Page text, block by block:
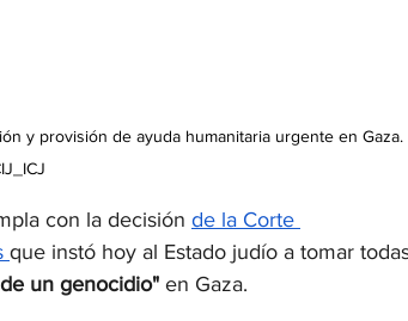
y provisión de ayuda humanitaria urgente en Gaza.
con la decisión de la Corte
que instó hoy al Estado judío a tomar
un genocidio" en Gaza.